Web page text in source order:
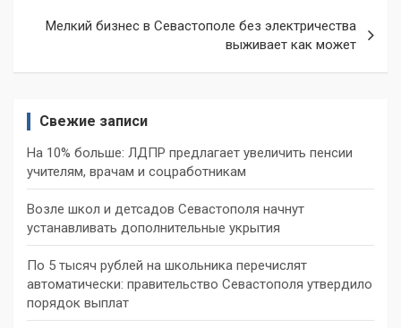
записям
Мелкий бизнес в Севастополе без электричества
выживает как может
Свежие записи
На 10% больше: ЛДПР предлагает увеличить пенсии
учителям, врачам и соцработникам
Возле школ и детсадов Севастополя начнут
устанавливать дополнительные укрытия
По 5 тысяч рублей на школьника перечислят
автоматически: правительство Севастополя утвердило
порядок выплат